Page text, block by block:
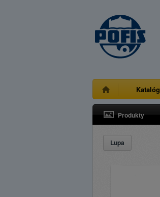
Katalóg
Produkty
Lupa